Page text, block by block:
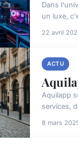
Dans
un luxe,
22 avril
ACTU
Aquilapp
services,
8 mars